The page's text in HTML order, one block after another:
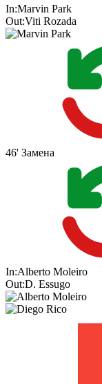
In:Marvin Park
Out:Viti Rozada
46' Замена
In:Alberto Moleiro
Out:D. Essugo